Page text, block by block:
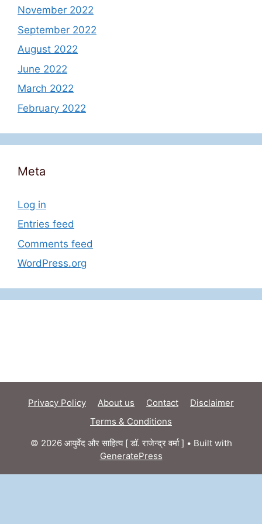
November 2022
September 2022
August 2022
June 2022
March 2022
February 2022
Meta
Log in
Entries feed
Comments feed
WordPress.org
Privacy Policy About us Contact
Disclaimer
Terms & Conditions
© 2026 आयुर्वेद और साहित्य [ डॉ. राजेन्द्र वर्मा ] • Built with
GeneratePress